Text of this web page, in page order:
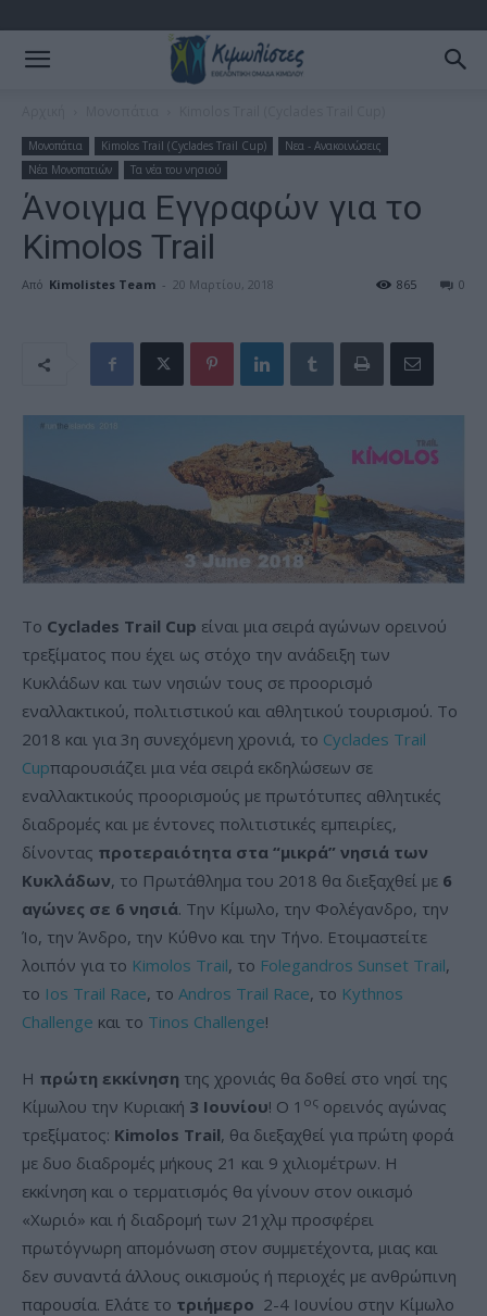
Μονοπάτια Kimolos Trail (Cyclades Trail Cup)
Νεα - Ανακοινώσεις
Νέα Μονοπατιών
Τα νέα του νησιού
Άνοιγμα Εγγραφών για το
Kimolos Trail
Από Kimolistes Team - 20 Μαρτίου, 2018 0
865
Το Cyclades Trail Cup είναι μια σειρά αγώνων ορεινού
τρεξίματος που έχει ως στόχο την ανάδειξη των
Κυκλάδων και των νησιών τους σε προορισμό
εναλλακτικού, πολιτιστικού και αθλητικού τουρισμού. Το
2018 και για 3η συνεχόμενη χρονιά, το Cyclades Trail
Cupπαρουσιάζει μια νέα σειρά εκδηλώσεων σε
εναλλακτικούς προορισμούς με πρωτότυπες αθλητικές
διαδρομές και με έντονες πολιτιστικές εμπειρίες,
δίνοντας προτεραιότητα στα “μικρά” νησιά των
Κυκλάδων, το Πρωτάθλημα του 2018 θα διεξαχθεί με 6
αγώνες σε 6 νησιά. Την Κίμωλο, την Φολέγανδρο, την
Ίο, την Άνδρο, την Κύθνο και την Τήνο. Ετοιμαστείτε
λοιπόν για το Kimolos Trail, το Folegandros Sunset Trail,
το Ios Trail Race, το Andros Trail Race, το Kythnos
Challenge και το Tinos Challenge!
Η πρώτη εκκίνηση της χρονιάς θα δοθεί στο νησί της
Κίμωλου την Κυριακή 3 Ιουνίου! Ο 1 ος ορεινός αγώνας
τρεξίματος: Kimolos Trail, θα διεξαχθεί για πρώτη φορά
με δυο διαδρομές μήκους 21 και 9 χιλιομέτρων. Η
εκκίνηση και ο τερματισμός θα γίνουν στον οικισμό
«Χωριό» και ή διαδρομή των 21χλμ προσφέρει
πρωτόγνωρη απομόνωση στον συμμετέχοντα, μιας και
δεν συναντά άλλους οικισμούς ή περιοχές με ανθρώπινη
παρουσία. Ελάτε το τριήμερο 2-4 Ιουνίου στην Κίμωλο